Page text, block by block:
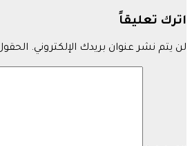
اترك تعليقاً
لن يتم نشر عنوان بريدك الإلكتروني.